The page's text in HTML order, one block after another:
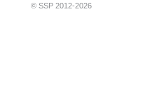
© SSP 2012-2026